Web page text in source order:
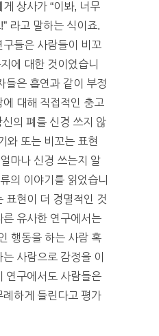
상사가 “이봐, 너무
라고 말하는 식이죠.
구들은 사람들이 비꼬
에 대한 것이었습니
들은 흡연과 같이 부정
대해 직접적인 충고
신의 폐를 신경 쓰지 않
와 또는 비꼬는 표현
마나 신경 쓰는지 알
의 이야기를 읽었습니
표현이 더 경멸적인 것
유사한 연구에서는
행동을 하는 사람 혹
사람으로 감정을 이
연구에서도 사람들은
례하게 들린다고 평가